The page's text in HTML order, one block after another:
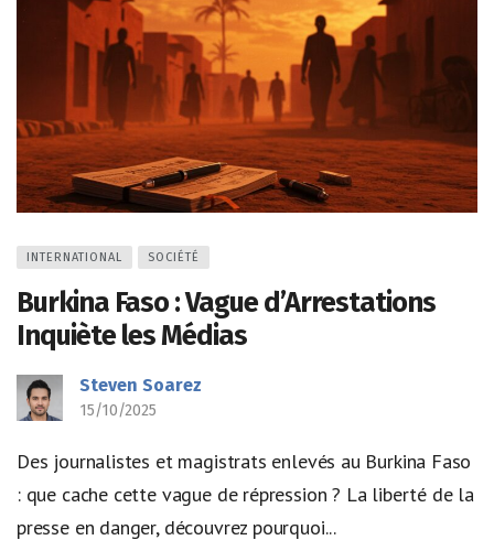
INTERNATIONAL SOCIÉTÉ
Burkina Faso : Vague d’Arrestations
Inquiète les Médias
Steven Soarez
15/10/2025
Des journalistes et magistrats enlevés au Burkina Faso
: que cache cette vague de répression ? La liberté de la
presse en danger, découvrez pourquoi...